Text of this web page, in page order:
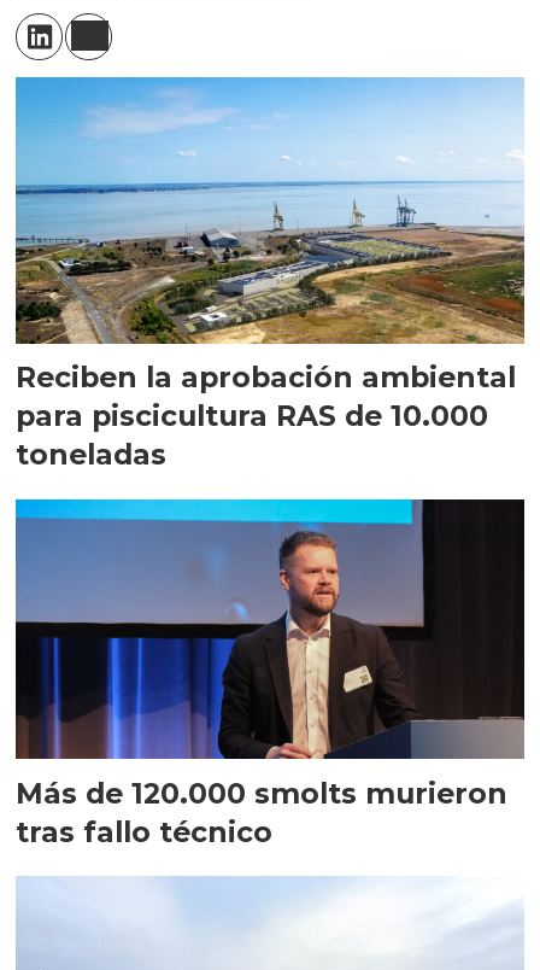
Reciben la aprobación ambiental
para piscicultura RAS de 10.000
toneladas
Más de 120.000 smolts murieron
tras fallo técnico